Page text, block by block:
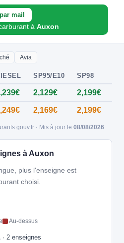
mail
àAuxon
Avia
SP95/E10 SP98
2,129€ 2,199€
2,169€ 2,199€
· Mis à jour le 08/08/2026
à Auxon
plus l'enseigne est
choisi.
Au-dessus
· 2 enseignes